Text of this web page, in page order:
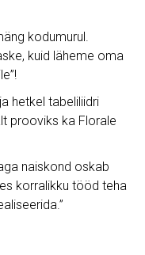
kodumurul.
kuid läheme oma
hetkel tabeliliidri
prooviks ka Florale
naiskond oskab
korralikku tööd teha